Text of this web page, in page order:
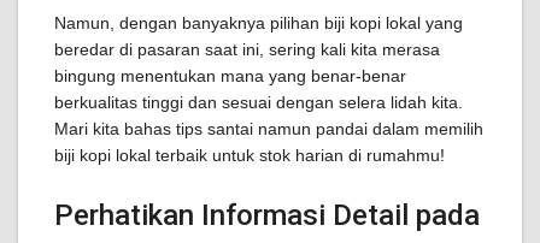
Namun, dengan banyaknya pilihan biji kopi lokal yang
beredar di pasaran saat ini, sering kali kita merasa
bingung menentukan mana yang benar-benar
berkualitas tinggi dan sesuai dengan selera lidah kita.
Mari kita bahas tips santai namun pandai dalam memilih
biji kopi lokal terbaik untuk stok harian di rumahmu!
Perhatikan Informasi Detail pada